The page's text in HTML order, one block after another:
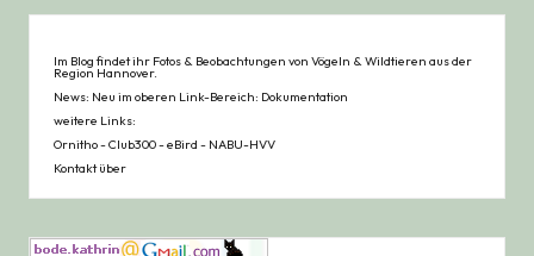
Im Blog findet ihr Fotos & Beobachtungen von Vögeln & Wildtieren aus der
Region Hannover.
News: Neu im oberen Link-Bereich: Dokumentation
weitere Links:
Ornitho-Club300-eBird - NABU-HVV
Kontakt über